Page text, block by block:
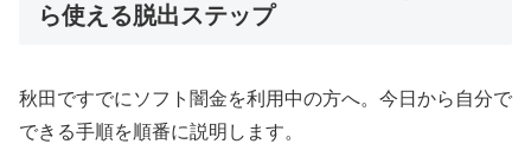
ら使える脱出ステップ
秋田ですでにソフト闇金を利用中の方へ。今日から自分で
できる手順を順番に説明します。